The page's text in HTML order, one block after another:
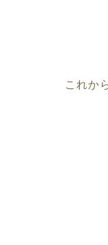
これか